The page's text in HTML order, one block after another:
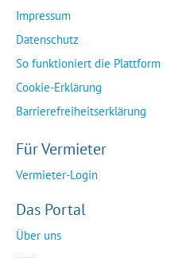
Impressum
Datenschutz
So funktioniert die Plattform
Cookie-Erklärung
Barrierefreiheitserklärung
Für Vermieter
Vermieter-Login
Das Portal
Über uns